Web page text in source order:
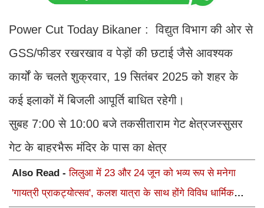
Power Cut Today Bikaner : विद्युत विभाग की ओर से
GSS/फीडर रखरखाव व पेड़ों की छटाई जैसे आवश्यक
कार्यों के चलते शुक्रवार, 19 सितंबर 2025 को शहर के
कई इलाकों में बिजली आपूर्ति बाधित रहेगी।
सुबह 7:00 से 10:00 बजे तकसीताराम गेट क्षेत्रजस्सुसर
गेट के बाहरभैरू मंदिर के पास का क्षेत्र
Also Read -लिलुआ में 23 और 24 जून को भव्य रूप से मनेगा
'गायत्री प्राकट्योत्सव', कलश यात्रा के साथ होंगे विविध धार्मिक